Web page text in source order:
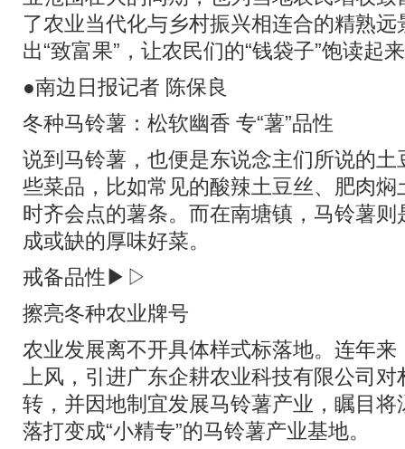
了农业当代化与乡村振兴相连合的精熟远
出“致富果”，让农民们的“钱袋子”饱读起
●南边日报记者 陈保良
冬种马铃薯：松软幽香 专“薯”品性
说到马铃薯，也便是东说念主们所说的
些菜品，比如常见的酸辣土豆丝、肥肉
时齐会点的薯条。而在南塘镇，马铃薯
成或缺的厚味好菜。
戒备品性▶▷
擦亮冬种农业牌号
农业发展离不开具体样式标落地。连年
上风，引进广东企耕农业科技有限公司
转，并因地制宜发展马铃薯产业，瞩目
落打变成“小精专”的马铃薯产业基地。